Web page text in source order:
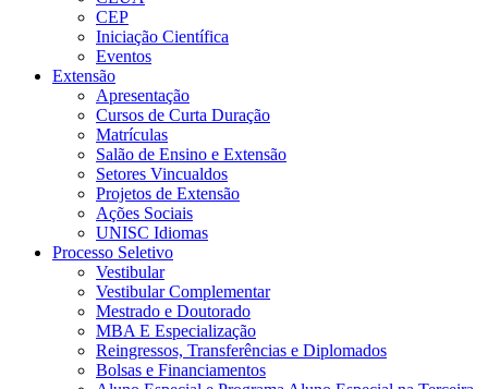
CEP
Iniciação Científica
Eventos
Extensão
Apresentação
Cursos de Curta Duração
Matrículas
Salão de Ensino e Extensão
Setores Vincualdos
Projetos de Extensão
Ações Sociais
UNISC Idiomas
Processo Seletivo
Vestibular
Vestibular Complementar
Mestrado e Doutorado
MBA E Especialização
Reingressos, Transferências e Diplomados
Bolsas e Financiamentos